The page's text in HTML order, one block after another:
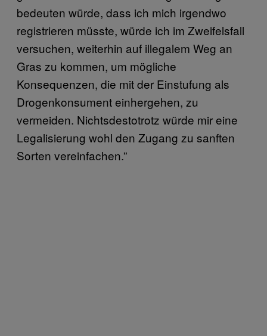
bedeuten würde, dass ich mich irgendwo
registrieren müsste, würde ich im Zweifelsfall
versuchen, weiterhin auf illegalem Weg an
Gras zu kommen, um mögliche
Konsequenzen, die mit der Einstufung als
Drogenkonsument einhergehen, zu
vermeiden. Nichtsdestotrotz würde mir eine
Legalisierung wohl den Zugang zu sanften
Sorten vereinfachen.”